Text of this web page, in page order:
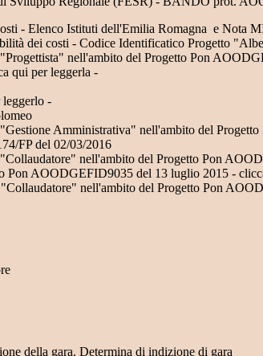
- Elenco Istituti dell'Emilia Romagna e Nota
dei costi - Codice Identificatico Progetto
nell'ambito del Progetto Pon
qui per leggerla -
leggerlo -
Amministrativa" nell'ambito del
FP del 02/03/2016
nell'ambito del Progetto Pon
Pon AOODGEFID9035 del 13 luglio 2015 -
nell'ambito del Progetto Pon
della gara. Determina di indizione di gara